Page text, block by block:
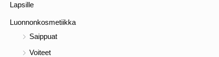
Lapsille
Luonnonkosmetiikka
Saippuat
Voiteet